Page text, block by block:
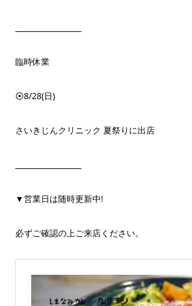
臨時休業
⦿8/28(日)
さいきじんクリニック 夏祭りに出店
▼営業日は随時更新中!
必ずご確認の上ご来店ください。